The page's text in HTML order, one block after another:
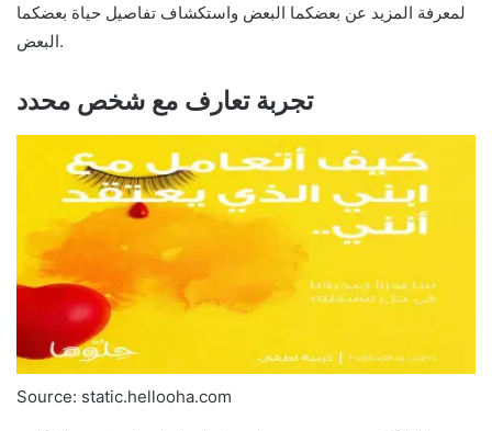
لمعرفة المزيد عن بعضكما البعض واستكشاف تفاصيل حياة بعضكما
البعض.
تجربة تعارف مع شخص محدد
Source: static.hellooha.com